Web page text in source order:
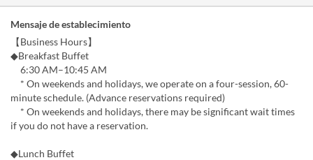
Mensaje de establecimiento
【Business Hours】
◆Breakfast Buffet
6:30 AM–10:45 AM
* On weekends and holidays, we operate on a four-session, 60-
minute schedule. (Advance reservations required)
* On weekends and holidays, there may be significant wait times
if you do not have a reservation.
◆Lunch Buffet